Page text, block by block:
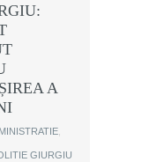
A
GIURGIU